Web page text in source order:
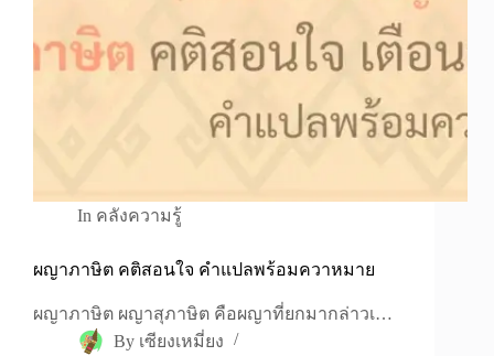
In คลังความรู้
ผญาภาษิต คติสอนใจ คำแปลพร้อมควาหมาย
ผญาภาษิต ผญาสุภาษิต คือผญาที่ยกมากล่าวเ…
By เซียงเหมี่ยง